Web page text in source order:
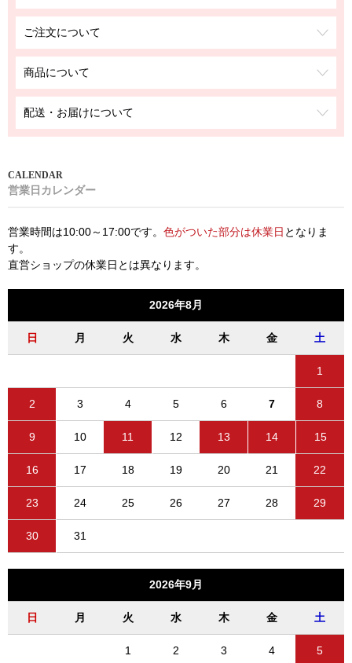
ご注文について
商品について
配送・お届けについて
営業日カレンダー
営業時間は10:00～17:00です。 色がついた部分は休業日 となりま
す。
直営ショップの休業日とは異なります。
2026年8月
日 月 火 水 木 金 土
1
2 3 4 5 6 7 8
9 10 11 12 13 14 15
16 17 18 19 20 21 22
23 24 25 26 27 28 29
30 31
2026年9月
日 月 火 水 木 金 土
1 2 3 4 5